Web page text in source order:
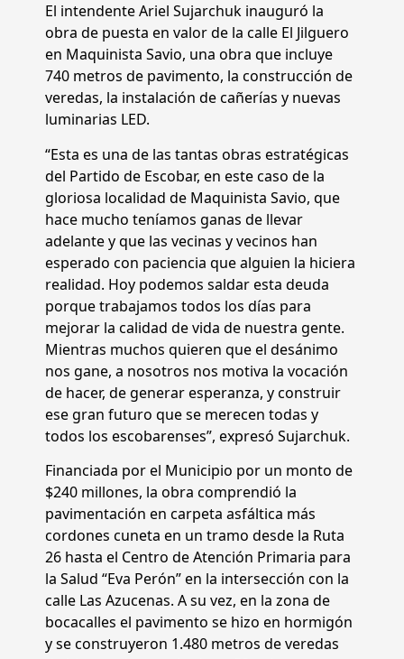
El intendente Ariel Sujarchuk inauguró la
obra de puesta en valor de la calle El Jilguero
en Maquinista Savio, una obra que incluye
740 metros de pavimento, la construcción de
veredas, la instalación de cañerías y nuevas
luminarias LED.
“Esta es una de las tantas obras estratégicas
del Partido de Escobar, en este caso de la
gloriosa localidad de Maquinista Savio, que
hace mucho teníamos ganas de llevar
adelante y que las vecinas y vecinos han
esperado con paciencia que alguien la hiciera
realidad. Hoy podemos saldar esta deuda
porque trabajamos todos los días para
mejorar la calidad de vida de nuestra gente.
Mientras muchos quieren que el desánimo
nos gane, a nosotros nos motiva la vocación
de hacer, de generar esperanza, y construir
ese gran futuro que se merecen todas y
todos los escobarenses”, expresó Sujarchuk.
Financiada por el Municipio por un monto de
$240 millones, la obra comprendió la
pavimentación en carpeta asfáltica más
cordones cuneta en un tramo desde la Ruta
26 hasta el Centro de Atención Primaria para
la Salud “Eva Perón” en la intersección con la
calle Las Azucenas. A su vez, en la zona de
bocacalles el pavimento se hizo en hormigón
y se construyeron 1.480 metros de veredas